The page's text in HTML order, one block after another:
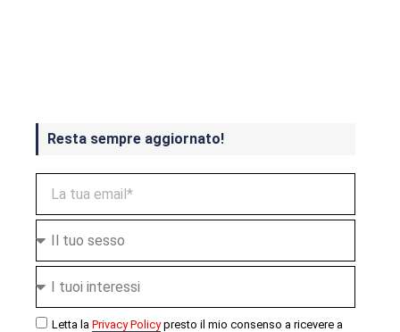
Resta sempre aggiornato!
Letta la Privacy Policypresto il mio consenso a ricevere a